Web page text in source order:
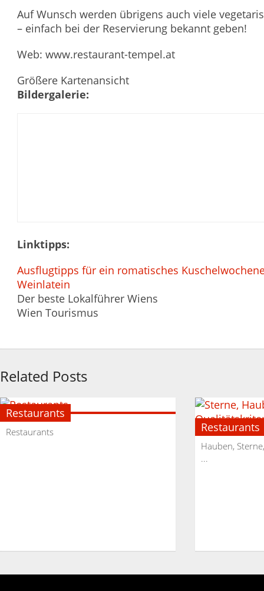
Auf Wunsch werden übrigens auch viele
– einfach bei der Reservierung bekannt geben!
Web: www.restaurant-tempel.at
Größere Kartenansicht
Bildergalerie:
Linktipps:
Ausflugtipps für ein romatisches
Weinlatein
Der beste Lokalführer Wiens
Wien Tourismus
Related Posts
Restaurants
Restaurants Restaurants
Hauben,
...